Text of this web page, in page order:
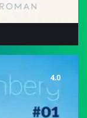
4.0